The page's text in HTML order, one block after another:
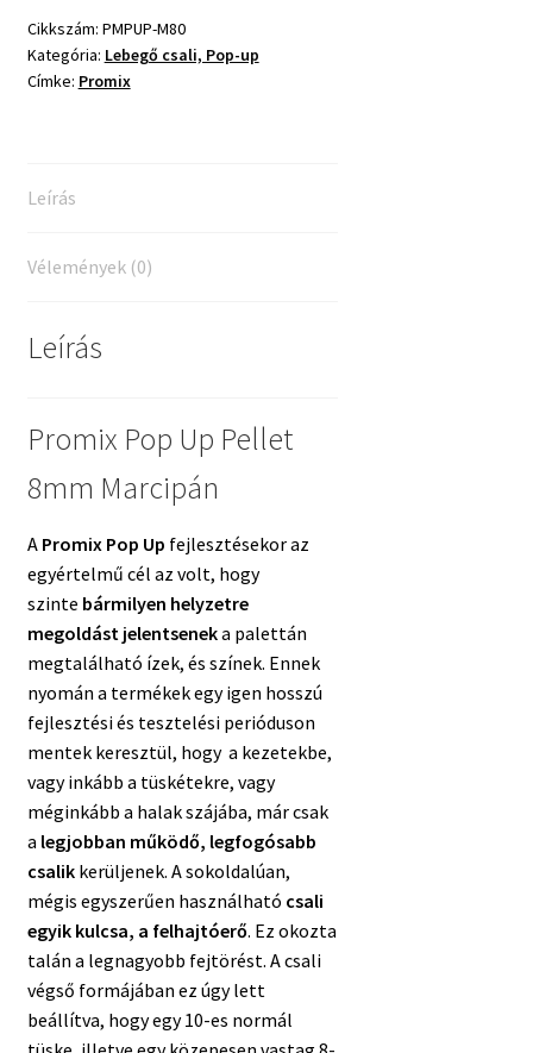
Cikkszám: PMPUP-M80
Kategória: Lebegő csali, Pop-up
Címke: Promix
Leírás
Vélemények (0)
Leírás
Promix Pop Up Pellet
8mm Marcipán
A Promix Pop Up fejlesztésekor az
egyértelmű cél az volt, hogy
szinte bármilyen helyzetre
megoldást jelentseneka palettán
megtalálható ízek, és színek. Ennek
nyomán a termékek egy igen hosszú
fejlesztési és tesztelési perióduson
mentek keresztül, hogy a kezetekbe,
vagy inkább a tüskétekre, vagy
méginkább a halak szájába, már csak
a legjobban működő, legfogósabb
csalikkerüljenek. A sokoldalúan,
mégis egyszerűen használható csali
egyik kulcsa, a felhajtóerő. Ez okozta
talán a legnagyobb fejtörést. A csali
végső formájában ez úgy lett
beállítva, hogy egy 10-es normál